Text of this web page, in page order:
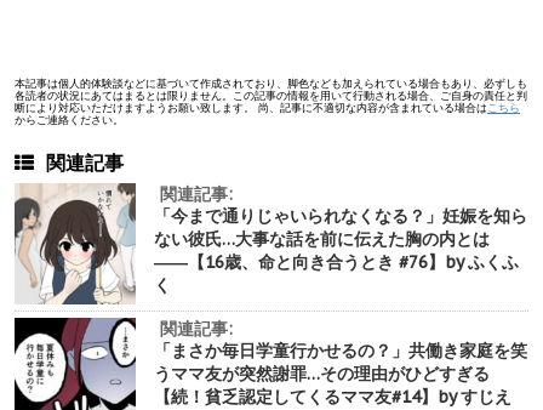
本記事は個人的体験談などに基づいて作成されており、脚色なども加えられている場合もあり、必ずしも
各読者の状況にあてはまるとは限りません。この記事の情報を用いて行動される場合、ご自身の責任と判
断により対応いただけますようお願い致します。 尚、記事に不適切な内容が含まれている場合は こちら
からご連絡ください。
関連記事
関連記事:
「今まで通りじゃいられなくなる？」妊娠を知ら
ない彼氏…大事な話を前に伝えた胸の内とは
――【16歳、命と向き合うとき #76】by ふくふ
く
関連記事:
「まさか毎日学童行かせるの？」共働き家庭を笑
うママ友が突然謝罪…その理由がひどすぎる
【続！貧乏認定してくるママ友#14】by すじえ